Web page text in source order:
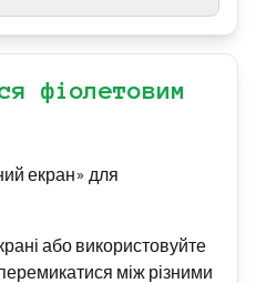
фіолетовим
екран» для
або використовуйте
між різними